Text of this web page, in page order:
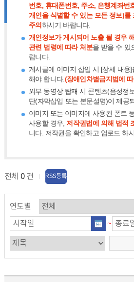
번호, 휴대폰번호, 주소, 은행계좌번
개인을 식별할 수 있는 모든 정보)를
주의하시기 바랍니다.
개인정보가 게시되어 노출 될 경우
관련 법령에 따라 처분을 받을 수 있
랍니다.
게시글에 이미지 삽입 시 [상세 내용]
해야 합니다.(장애인차별금지법에
외부 동영상 탑재 시 콘텐츠(음성정
단(자막삽입 또는 본문설명)이 제공
이미지 또는 이미지에 사용된 폰트
사용할 경우, 저작권법에 의해 법적
니다. 저작권을 확인하고 업로드 하
전체 0 건 RSS등록
연도별
~